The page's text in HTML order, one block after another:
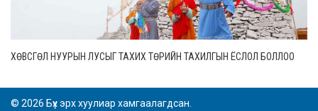
ХӨВСГӨЛ НУУРЫН ЛУСЫГ ТАХИХ ТӨРИЙН ТАХИЛГЫН ЁСЛОЛ БОЛЛОО
© 2026 Бүх эрх хуулиар хамгаалагдсан.